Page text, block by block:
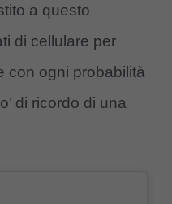
a questo
di cellulare per
con ogni probabilità
di ricordo di una